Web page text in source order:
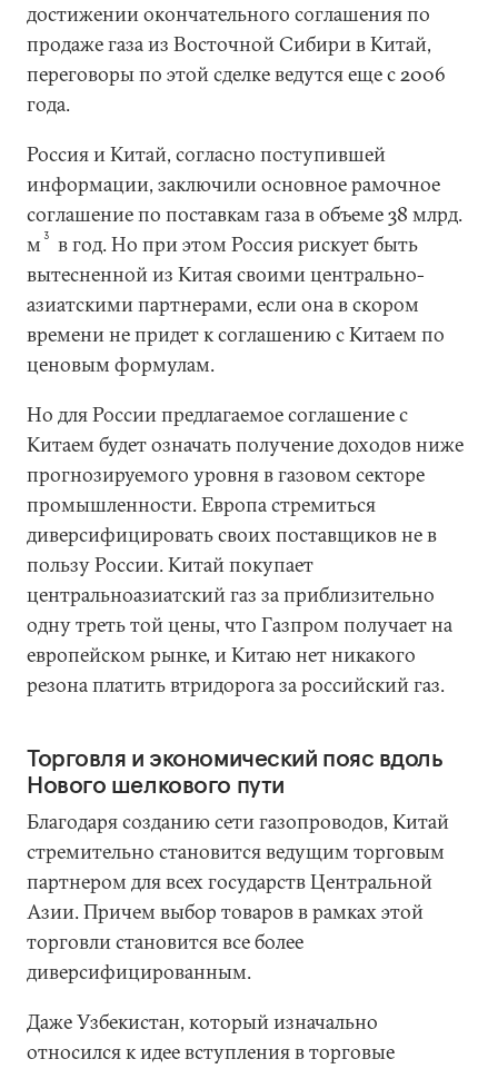
достижении окончательного соглашения по
продаже газа из Восточной Сибири в Китай,
переговоры по этой сделке ведутся еще с 2006
года.
Россия и Китай, согласно поступившей
информации, заключили основное рамочное
соглашение по поставкам газа в объеме 38 млрд.
м 3
в год. Но при этом Россия рискует быть
вытесненной из Китая своими центрально-
азиатскими партнерами, если она в скором
времени не придет к соглашению с Китаем по
ценовым формулам.
Но для России предлагаемое соглашение с
Китаем будет означать получение доходов ниже
прогнозируемого уровня в газовом секторе
промышленности. Европа стремиться
диверсифицировать своих поставщиков не в
пользу России. Китай покупает
центральноазиатский газ за приблизительно
одну треть той цены, что Газпром получает на
европейском рынке, и Китаю нет никакого
резона платить втридорога за российский газ.
Торговля и экономический пояс вдоль
Нового шелкового пути
Благодаря созданию сети газопроводов, Китай
стремительно становится ведущим торговым
партнером для всех государств Центральной
Азии. Причем выбор товаров в рамках этой
торговли становится все более
диверсифицированным.
Даже Узбекистан, который изначально
относился к идее вступления в торговые